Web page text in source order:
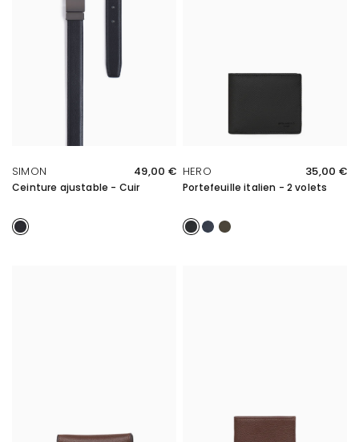
SIMON 49,00 €
Ceinture ajustable - Cuir
Noir
HERO 35,00 €
Portefeuille italien - 2 volets
NoirBleuKaki